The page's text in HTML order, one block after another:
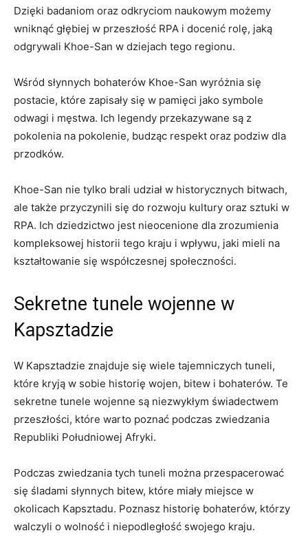
Dzięki badaniom oraz odkryciom naukowym możemy‌
wniknąć głębiej ⁢w przeszłość RPA i docenić rolę, jaką
odgrywali ‌Khoe-San w dziejach⁣ tego ‌regionu.
Wśród słynnych bohaterów Khoe-San wyróżnia się⁤
postacie, które zapisały się ⁤w ‍pamięci jako ⁢symbole
odwagi i męstwa. Ich legendy przekazywane są⁤ z
pokolenia‍ na ⁤pokolenie, budząc respekt oraz podziw dla
przodków.
Khoe-San nie tylko ‍brali udział w historycznych bitwach,
ale ⁣także przyczynili ⁣się do rozwoju kultury‍ oraz sztuki w
RPA. Ich dziedzictwo jest nieocenione dla zrozumienia
⁤kompleksowej historii tego kraju i wpływu, jaki mieli na
kształtowanie się współczesnej‌ społeczności.
Sekretne tunele wojenne w
Kapsztadzie
W Kapsztadzie znajduje się wiele tajemniczych tuneli,
‌które kryją w sobie historię ​wojen,⁣ bitew i bohaterów. Te
sekretne tunele wojenne są niezwykłym świadectwem
przeszłości, które warto poznać podczas zwiedzania⁣
Republiki Południowej Afryki.
Podczas⁣ zwiedzania tych tuneli można przespacerować
się śladami słynnych ⁤bitew, które ⁤miały ​miejsce w
okolicach Kapsztadu. Poznasz historię bohaterów, którzy
walczyli o wolność i‍ niepodległość swojego kraju.